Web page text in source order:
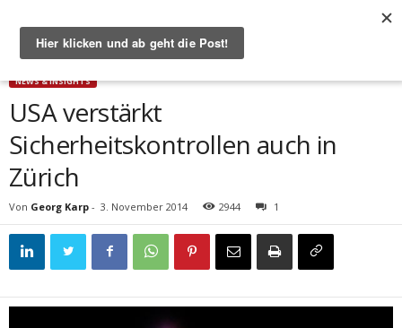
Start News & Insights USA verstärkt Sicherheitskontrollen auch in Zürich
NEWS & INSIGHTS
USA verstärkt
Sicherheitskontrollen auch in
Zürich
Von Georg Karp - 3. November 2014 2944 1